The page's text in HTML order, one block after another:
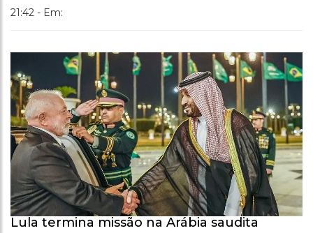
21:42 - Em:
Lula termina missão na Arábia saudita